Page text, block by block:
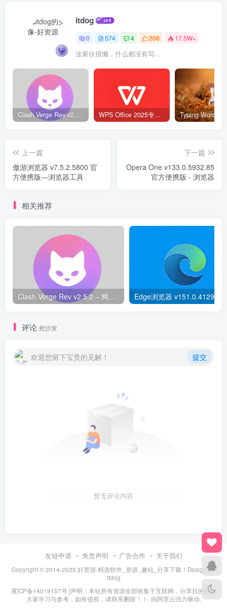
itdog
0 574 4 206 17.5W+
这家伙很懒，什么都没有写...
Clash Verge Rev v2.5.2 – 网络代理工具 WPS Office 2025专业版 v12.1.0.23542 v2 永久激活版
上一篇
傲游浏览器 v7.5.2.5800 官
方便携版—浏览器工具
下一篇
Opera One v133.0.5932.85
官方便携版 - 浏览器
相关推荐
Clash Verge Rev v2.5.2 – 网络代理工具
评论 抢沙发
欢迎您留下宝贵的见解！ 提交
暂无评论内容
友链申请 免责声明 广告合作 关于我们
Copyright © 2014-2025 好资源-精选软件_资源_趣站_分享下载！Design By
itdog
冀ICP备14019157号[声明：本站所有资源全部收集于互联网，分享目的仅供
大家学习与参考，如有侵权，请联系删除！！· 由阿里云强力驱动.